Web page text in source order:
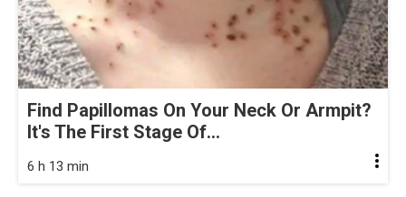
Find Papillomas On Your Neck Or Armpit?
It's The First Stage Of...
6 h 13 min